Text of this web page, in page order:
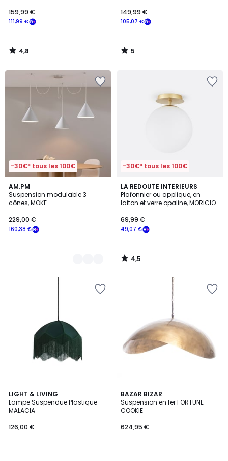
111,99 €
159,99 €
4,8
/
105,07 €
149,99 €
5
/
-30€* tous les 100€
AM.PM
Suspension modulable 3
cônes, MOKE
160,38 €
229,00 €
2
Couleurs
-30€* tous les 100€
LA REDOUTE INTERIEURS
Plafonnier ou applique, en
laiton et verre opaline, MORICIO
49,07 €
69,99 €
4,5
/ 5
4,5
/
LIGHT & LIVING
Lampe Suspendue Plastique
MALACIA
126,00 €
BAZAR BIZAR
Suspension en fer FORTUNE
COOKIE
624,95 €